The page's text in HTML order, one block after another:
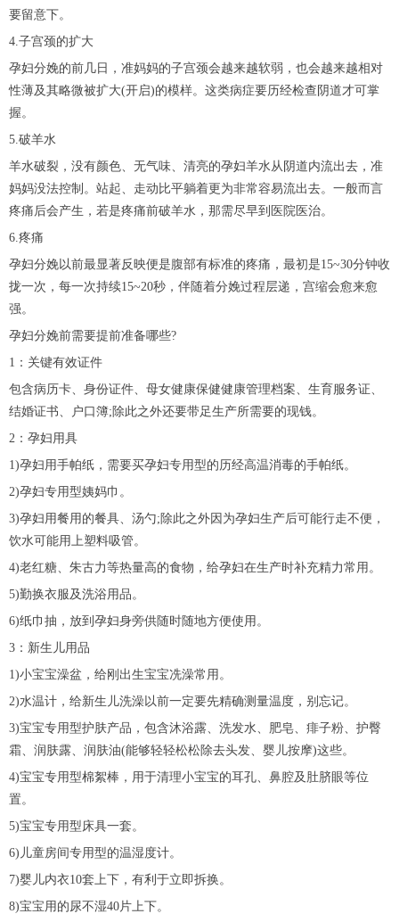
要留意下。
4.子宫颈的扩大
孕妇分娩的前几日，准妈妈的子宫颈会越来越软弱，也会越来越相对
性薄及其略微被扩大(开启)的模样。这类病症要历经检查阴道才可掌
握。
5.破羊水
羊水破裂，没有颜色、无气味、清亮的孕妇羊水从阴道内流出去，准
妈妈没法控制。站起、走动比平躺着更为非常容易流出去。一般而言
疼痛后会产生，若是疼痛前破羊水，那需尽早到医院医治。
6.疼痛
孕妇分娩以前最显著反映便是腹部有标准的疼痛，最初是15~30分钟收
拢一次，每一次持续15~20秒，伴随着分娩过程层递，宫缩会愈来愈
强。
孕妇分娩前需要提前准备哪些?
1：关键有效证件
包含病历卡、身份证件、母女健康保健健康管理档案、生育服务证、
结婚证书、户口簿;除此之外还要带足生产所需要的现钱。
2：孕妇用具
1)孕妇用手帕纸，需要买孕妇专用型的历经高温消毒的手帕纸。
2)孕妇专用型姨妈巾。
3)孕妇用餐用的餐具、汤勺;除此之外因为孕妇生产后可能行走不便，
饮水可能用上塑料吸管。
4)老红糖、朱古力等热量高的食物，给孕妇在生产时补充精力常用。
5)勤换衣服及洗浴用品。
6)纸巾抽，放到孕妇身旁供随时随地方便使用。
3：新生儿用品
1)小宝宝澡盆，给刚出生宝宝冼澡常用。
2)水温计，给新生儿洗澡以前一定要先精确测量温度，别忘记。
3)宝宝专用型护肤产品，包含沐浴露、洗发水、肥皂、痱子粉、护臀
霜、润肤露、润肤油(能够轻轻松松除去头发、婴儿按摩)这些。
4)宝宝专用型棉絮棒，用于清理小宝宝的耳孔、鼻腔及肚脐眼等位
置。
5)宝宝专用型床具一套。
6)儿童房间专用型的温湿度计。
7)婴儿内衣10套上下，有利于立即拆换。
8)宝宝用的尿不湿40片上下。